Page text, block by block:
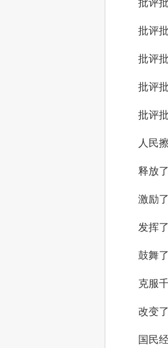
批评批
批评批
批评批
批评批
批评批
人民擦
释放了
激励了
发挥了
鼓舞了
克服千
改变了
国民经